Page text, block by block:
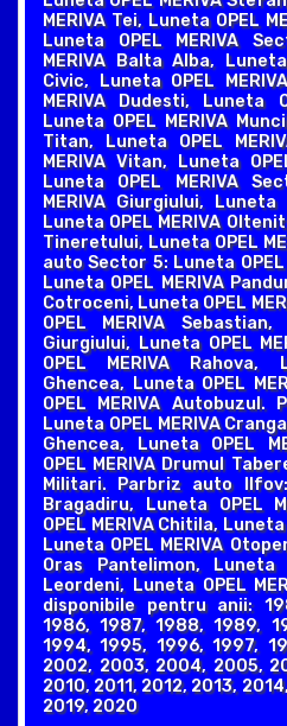
MERIVA Tei, Luneta OPEL
Luneta OPEL MERIVA
MERIVA Balta Alba,
Civic, Luneta OPEL
MERIVA Dudesti, Luneta
Luneta OPEL MERIVA
Titan, Luneta OPEL
MERIVA Vitan, Luneta
Luneta OPEL MERIVA
MERIVA Giurgiului, Luneta
Luneta OPEL MERIVA
Tineretului, Luneta OPEL
auto Sector 5: Luneta OPEL
Luneta OPEL MERIVA
Cotroceni, Luneta OPEL
OPEL MERIVA
Giurgiului, Luneta OPEL
OPEL MERIVA Rahova,
Ghencea, Luneta OPEL
OPEL MERIVA
Luneta OPEL MERIVA
Ghencea, Luneta OPEL
OPEL MERIVA Drumul
Militari. Parbriz auto Ilfov:
Bragadiru, Luneta OPEL
OPEL MERIVA Chitila,
Luneta OPEL MERIVA
Oras Pantelimon, Luneta
Leordeni, Luneta OPEL
disponibile pentru anii:
1986, 1987, 1988, 1989,
1994, 1995, 1996, 1997,
2002, 2003, 2004, 2005,
2010, 2011, 2012, 2013,
2019, 2020